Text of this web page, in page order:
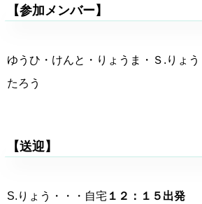
【参加メンバー】
ゆうひ・けんと・りょうま・Ｓ.りょう
たろう
【送迎】
S.りょう・・・自宅 １２：１５出発